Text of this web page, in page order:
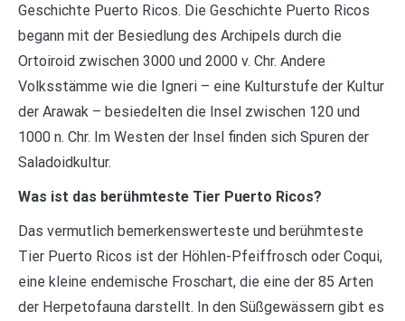
Geschichte Puerto Ricos. Die Geschichte Puerto Ricos
begann mit der Besiedlung des Archipels durch die
Ortoiroid zwischen 3000 und 2000 v. Chr. Andere
Volksstämme wie die Igneri – eine Kulturstufe der Kultur
der Arawak – besiedelten die Insel zwischen 120 und
1000 n. Chr. Im Westen der Insel finden sich Spuren der
Saladoidkultur.
Was ist das berühmteste Tier Puerto Ricos?
Das vermutlich bemerkenswerteste und berühmteste
Tier Puerto Ricos ist der Höhlen-Pfeiffrosch oder Coqui,
eine kleine endemische Froschart, die eine der 85 Arten
der Herpetofauna darstellt. In den Süßgewässern gibt es